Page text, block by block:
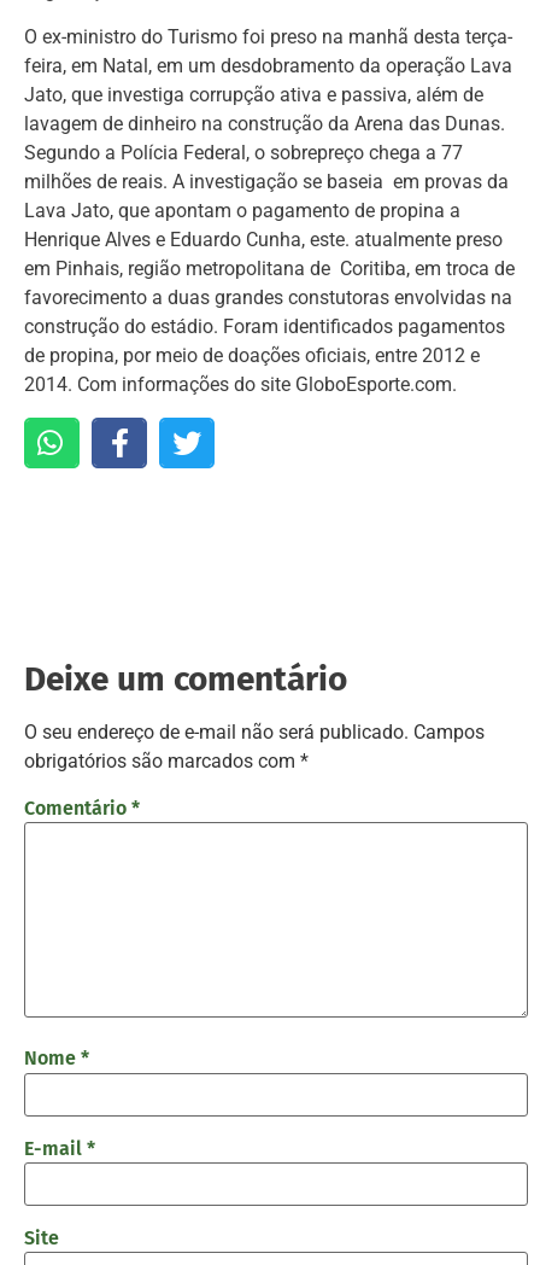
O ex-ministro do Turismo foi preso na manhã desta terça-
feira, em Natal, em um desdobramento da operação Lava
Jato, que investiga corrupção ativa e passiva, além de
lavagem de dinheiro na construção da Arena das Dunas.
Segundo a Polícia Federal, o sobrepreço chega a 77
milhões de reais. A investigação se baseia em provas da
Lava Jato, que apontam o pagamento de propina a
Henrique Alves e Eduardo Cunha, este. atualmente preso
em Pinhais, região metropolitana de Coritiba, em troca de
favorecimento a duas grandes constutoras envolvidas na
construção do estádio. Foram identificados pagamentos
de propina, por meio de doações oficiais, entre 2012 e
2014. Com informações do site GloboEsporte.com.
Deixe um comentário
O seu endereço de e-mail não será publicado. Campos
obrigatórios são marcados com *
Comentário *
Nome *
E-mail *
Site